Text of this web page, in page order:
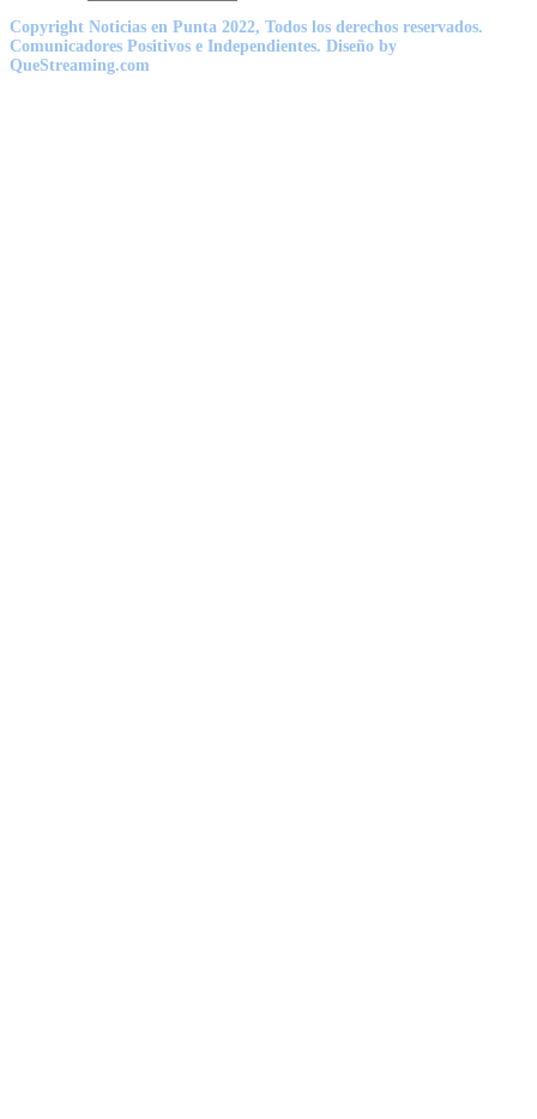
Copyright Noticias en Punta 2022, Todos los derechos reservados.
Comunicadores Positivos e Independientes. Diseño by
QueStreaming.com